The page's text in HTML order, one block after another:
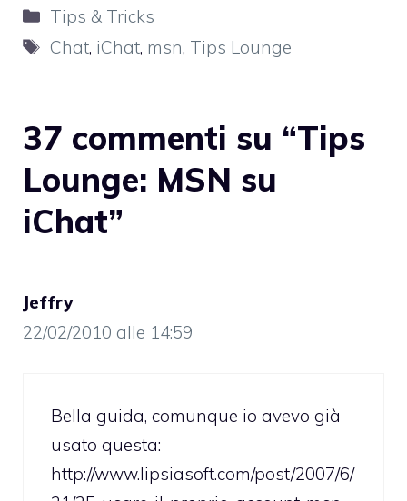
Categorie
Tips & Tricks
Tag
Chat, iChat, msn, Tips Lounge
37 commenti su “Tips
Lounge: MSN su
iChat”
Jeffry
22/02/2010 alle 14:59
Bella guida, comunque io avevo già
usato questa:
http://www.lipsiasoft.com/post/2007/6/